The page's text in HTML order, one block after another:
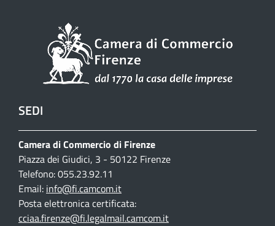
SEDI
Camera di Commercio di Firenze
Piazza dei Giudici, 3 - 50122 Firenze
Telefono: 055.23.92.11
Email: info@fi.camcom.it
Posta elettronica certificata:
cciaa.firenze@fi.legalmail.camcom.it